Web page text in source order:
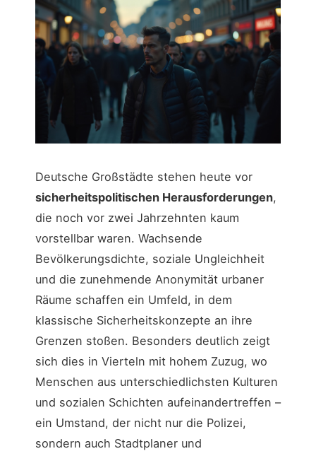
Deutsche Großstädte stehen heute vor
sicherheitspolitischen Herausforderungen,
die noch vor zwei Jahrzehnten kaum
vorstellbar waren. Wachsende
Bevölkerungsdichte, soziale Ungleichheit
und die zunehmende Anonymität urbaner
Räume schaffen ein Umfeld, in dem
klassische Sicherheitskonzepte an ihre
Grenzen stoßen. Besonders deutlich zeigt
sich dies in Vierteln mit hohem Zuzug, wo
Menschen aus unterschiedlichsten Kulturen
und sozialen Schichten aufeinandertreffen –
ein Umstand, der nicht nur die Polizei,
sondern auch Stadtplaner und